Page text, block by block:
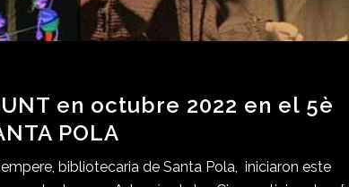
en octubre 2022 en el 5è
POLA
bibliotecaria de Santa Pola, iniciaron este